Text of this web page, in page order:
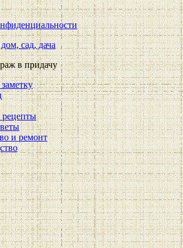
сад, дача
в придачу
рецепты
и ремонт